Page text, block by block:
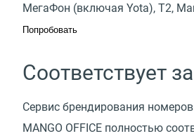
МегаФон (включая Yota), Т2,
Попробовать
Соответствует
Сервис брендирования номеров
MANGO OFFICE полностью